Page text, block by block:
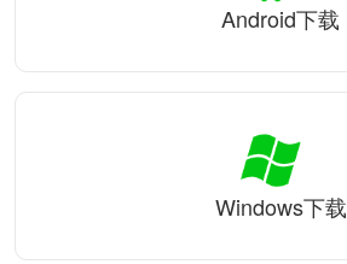
Android下载
Windows下载